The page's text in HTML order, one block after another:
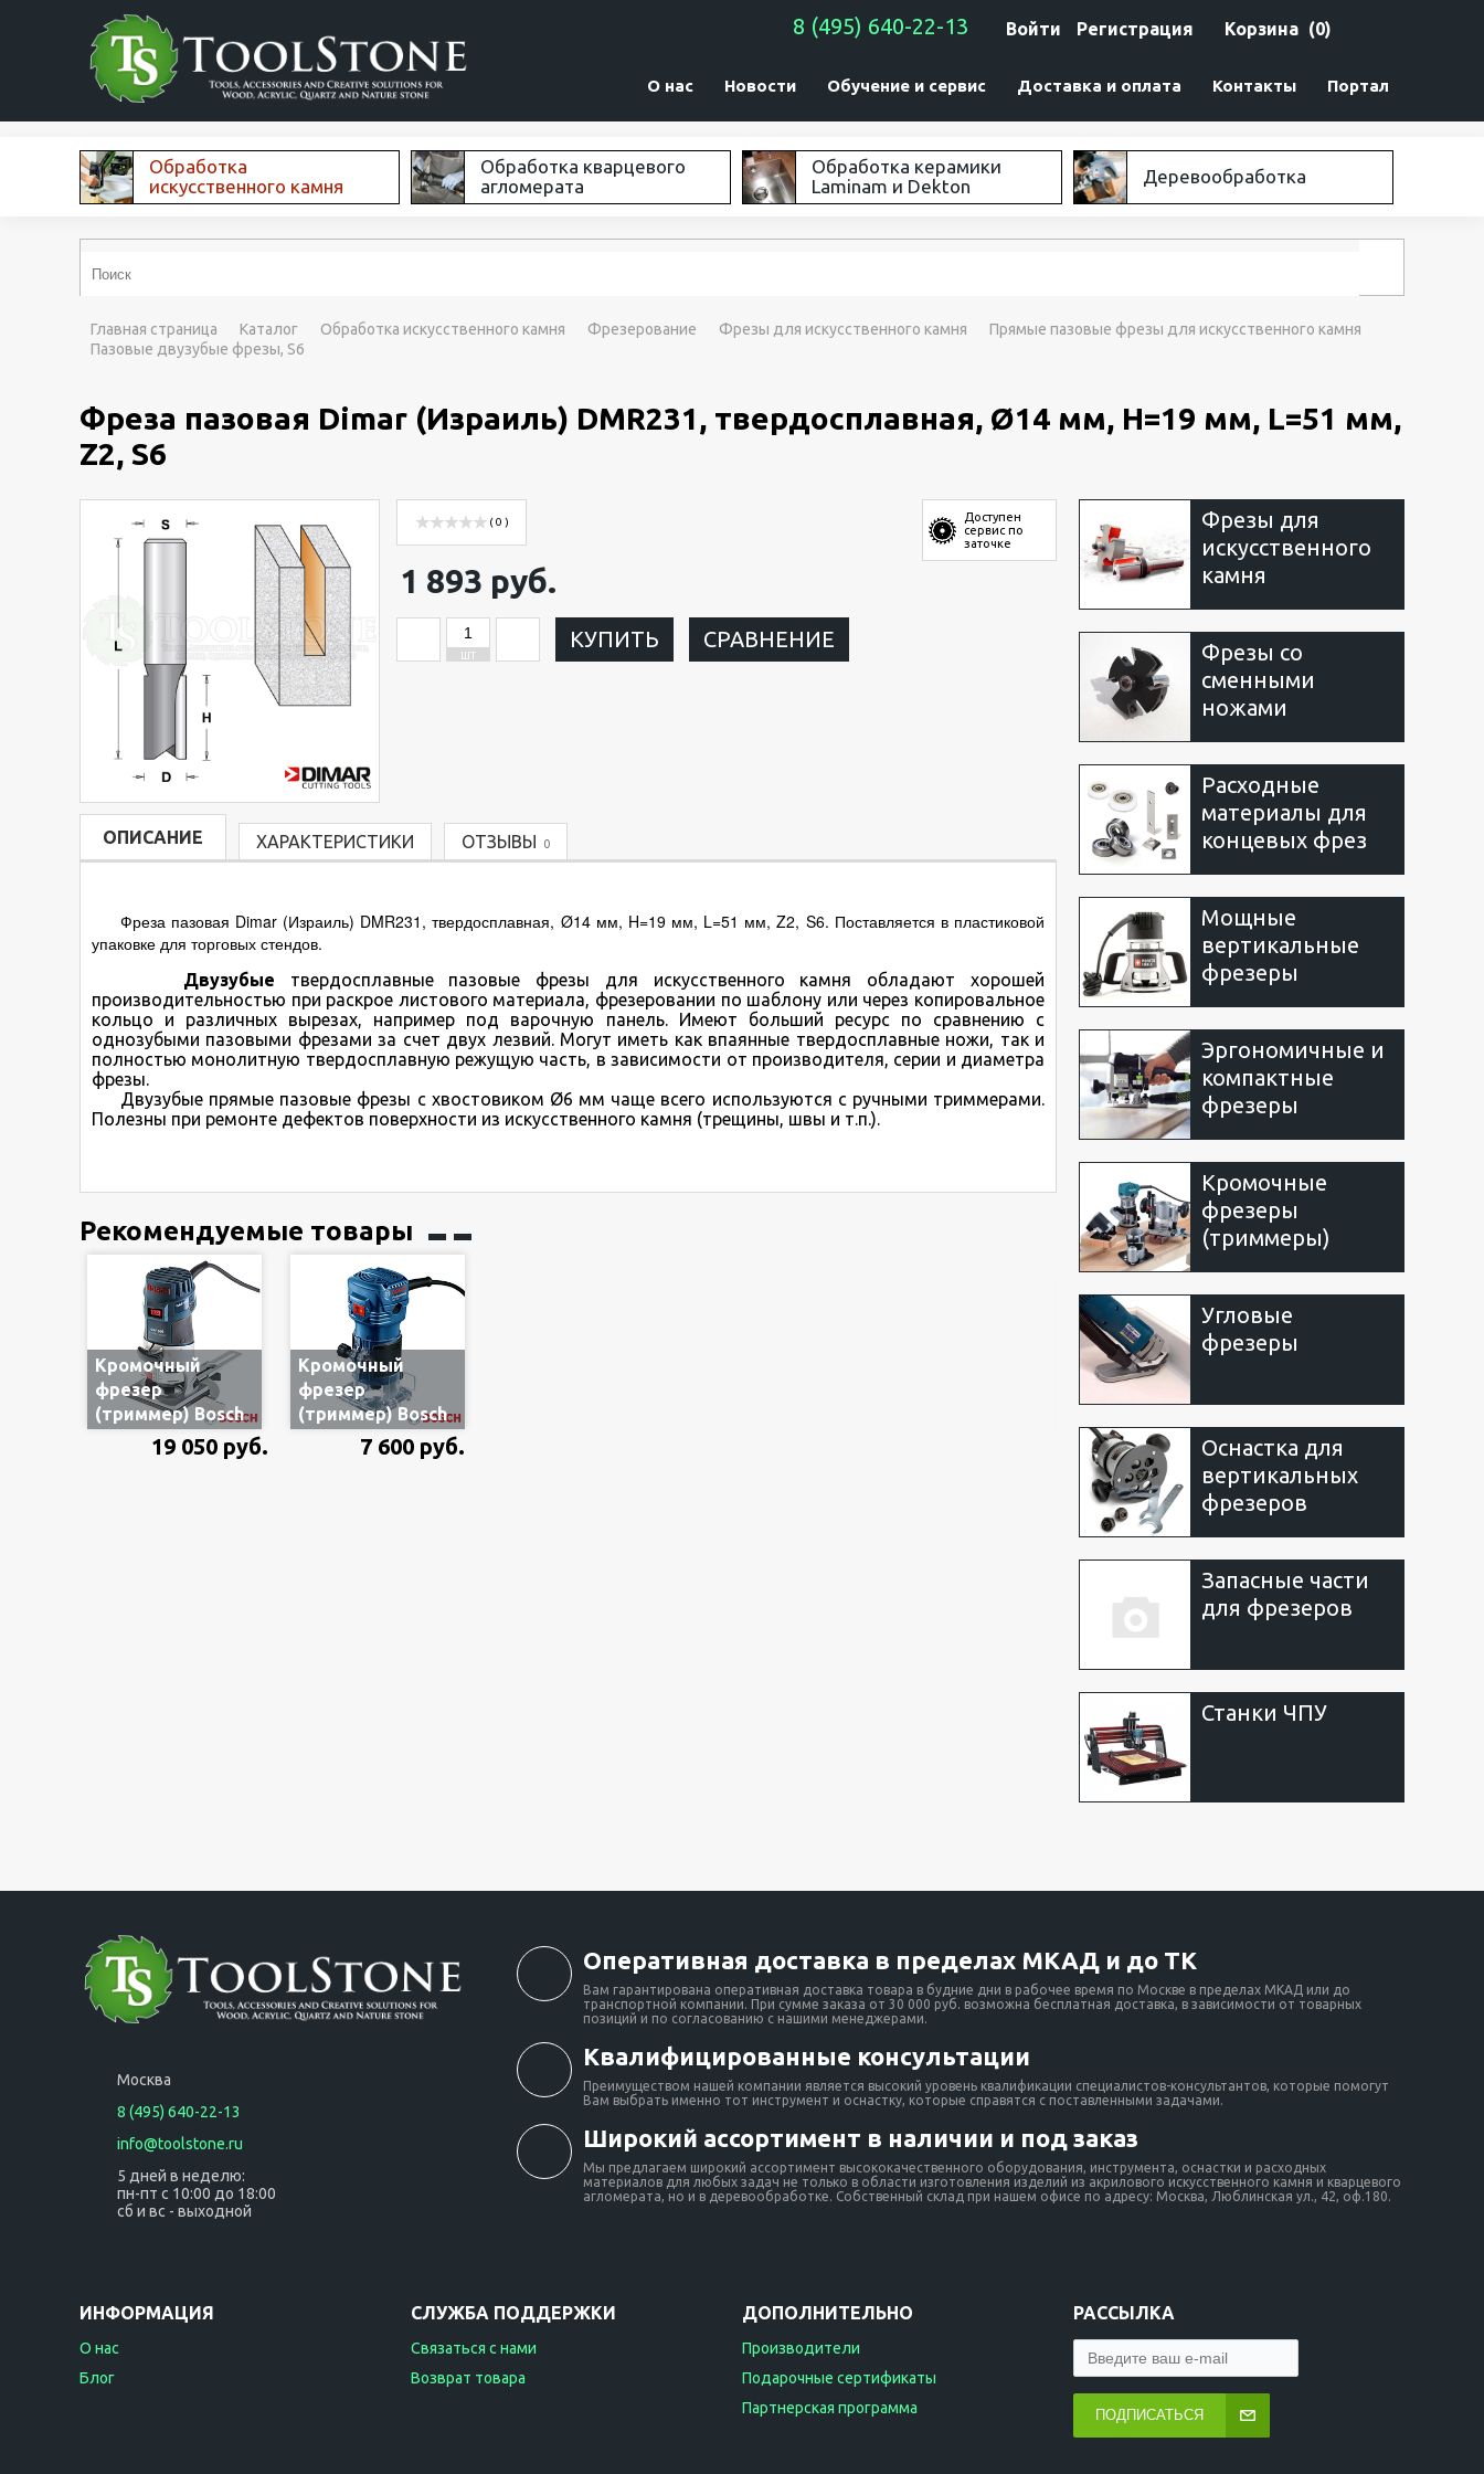
Войти Регистрация Корзина (0)
8 (495) 640-22-13
Портал
Контакты
Доставка и оплата
Обучение и сервис
Новости
О нас
Обработка
искусственного камня
Обработка кварцевого
агломерата
Обработка керамики
Laminam и Dekton
Деревообработка
Главная страница Каталог Обработка искусственного камня Фрезерование Фрезы для искусственного камня
Прямые пазовые фрезы для искусственного камня
Пазовые двузубые фрезы, S6
Фреза пазовая Dimar (Израиль) DMR231, твердосплавная, Ø14 мм, H=19 мм, L=51 мм,
Z2, S6
( 0 )
1 893 руб.
ШТ
КУПИТЬ СРАВНЕНИЕ
Доступен
сервис по
заточке
ОПИСАНИЕ ХАРАКТЕРИСТИКИ ОТЗЫВЫ 0
Фреза пазовая Dimar (Израиль) DMR231, твердосплавная, Ø14 мм, H=19 мм, L=51 мм, Z2, S6. Поставляется в пластиковой
упаковке для торговых стендов.
Двузубые твердосплавные пазовые фрезы для искусственного камня обладают хорошей
производительностью при раскрое листового материала, фрезеровании по шаблону или через копировальное
кольцо и различных вырезах, например под варочную панель. Имеют больший ресурс по сравнению с
однозубыми пазовыми фрезами за счет двух лезвий. Могут иметь как впаянные твердосплавные ножи, так и
полностью монолитную твердосплавную режущую часть, в зависимости от производителя, серии и диаметра
фрезы.
Двузубые прямые пазовые фрезы с хвостовиком Ø6 мм чаще всего используются с ручными триммерами.
Полезны при ремонте дефектов поверхности из искусственного камня (трещины, швы и т.п.).
Рекомендуемые товары
Кромочный
фрезер
(триммер) Bosch
GKF 600
060160A100, 600
19 050 руб.
Кромочный
фрезер
(триммер) Bosch
GKF 550
06016A0020, 550
7 600 руб.
Фрезы для
искусственного
камня
Фрезы со
сменными
ножами
Расходные
материалы для
концевых фрез
Мощные
вертикальные
фрезеры
Эргономичные и
компактные
фрезеры
Кромочные
фрезеры
(триммеры)
Угловые
фрезеры
Оснастка для
вертикальных
фрезеров
Запасные части
для фрезеров
Станки ЧПУ
Москва
8 (495) 640-22-13
info@toolstone.ru
5 дней в неделю:
пн-пт с 10:00 до 18:00
сб и вс - выходной
Оперативная доставка в пределах МКАД и до ТК
Вам гарантирована оперативная доставка товара в будние дни в рабочее время по Москве в пределах МКАД или до
транспортной компании. При сумме заказа от 30 000 руб. возможна бесплатная доставка, в зависимости от товарных
позиций и по согласованию с нашими менеджерами.
Квалифицированные консультации
Преимуществом нашей компании является высокий уровень квалификации специалистов-консультантов, которые помогут
Вам выбрать именно тот инструмент и оснастку, которые справятся с поставленными задачами.
Широкий ассортимент в наличии и под заказ
Мы предлагаем широкий ассортимент высококачественного оборудования, инструмента, оснастки и расходных
материалов для любых задач не только в области изготовления изделий из акрилового искусственного камня и кварцевого
агломерата, но и в деревообработке. Собственный склад при нашем офисе по адресу: Москва, Люблинская ул., 42, оф.180.
ИНФОРМАЦИЯ
О нас
Блог
СЛУЖБА ПОДДЕРЖКИ
Связаться с нами
Возврат товара
ДОПОЛНИТЕЛЬНО
Производители
Подарочные сертификаты
Партнерская программа
РАССЫЛКА
ПОДПИСАТЬСЯ